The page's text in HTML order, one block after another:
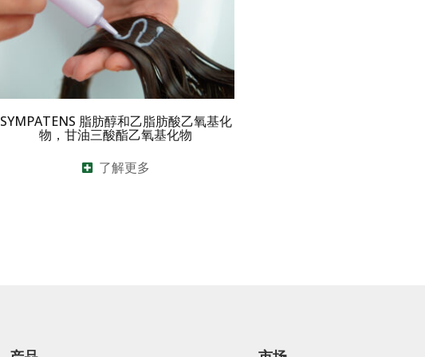
SYMPATENS 脂肪醇和乙脂肪酸乙氧基化
物，甘油三酸酯乙氧基化物
了解更多